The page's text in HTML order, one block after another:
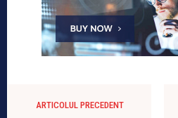
ARTICOLUL PRECEDENT